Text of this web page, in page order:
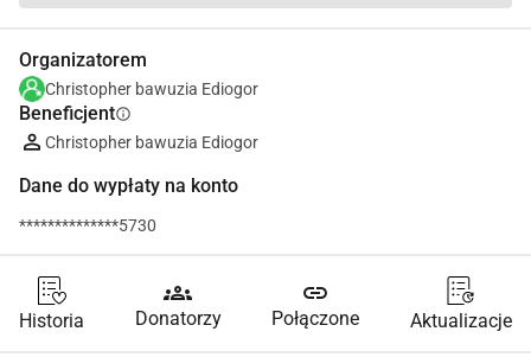
Organizatorem
Christopher bawuzia Ediogor
Beneficjentinfo
Christopher bawuzia Ediogor
Dane do wypłaty na konto
**************5730
Historia
groups
Donatorzy
link
Połączone Aktualizacje